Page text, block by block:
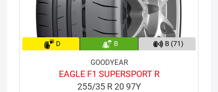
D B B (71)
GOODYEAR
EAGLE F1 SUPERSPORT R
255/35 R 20 97Y